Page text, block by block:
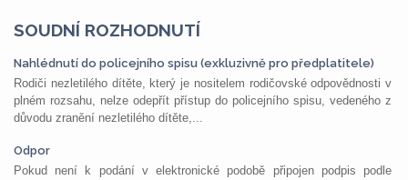
SOUDNÍ ROZHODNUTÍ
Nahlédnutí do policejního spisu (exkluzivně pro předplatitele)
Rodiči nezletilého dítěte, který je nositelem rodičovské odpovědnosti v
plném rozsahu, nelze odepřít přístup do policejního spisu, vedeného z
důvodu zranění nezletilého dítěte,...
Odpor
Pokud není k podání v elektronické podobě připojen podpis podle